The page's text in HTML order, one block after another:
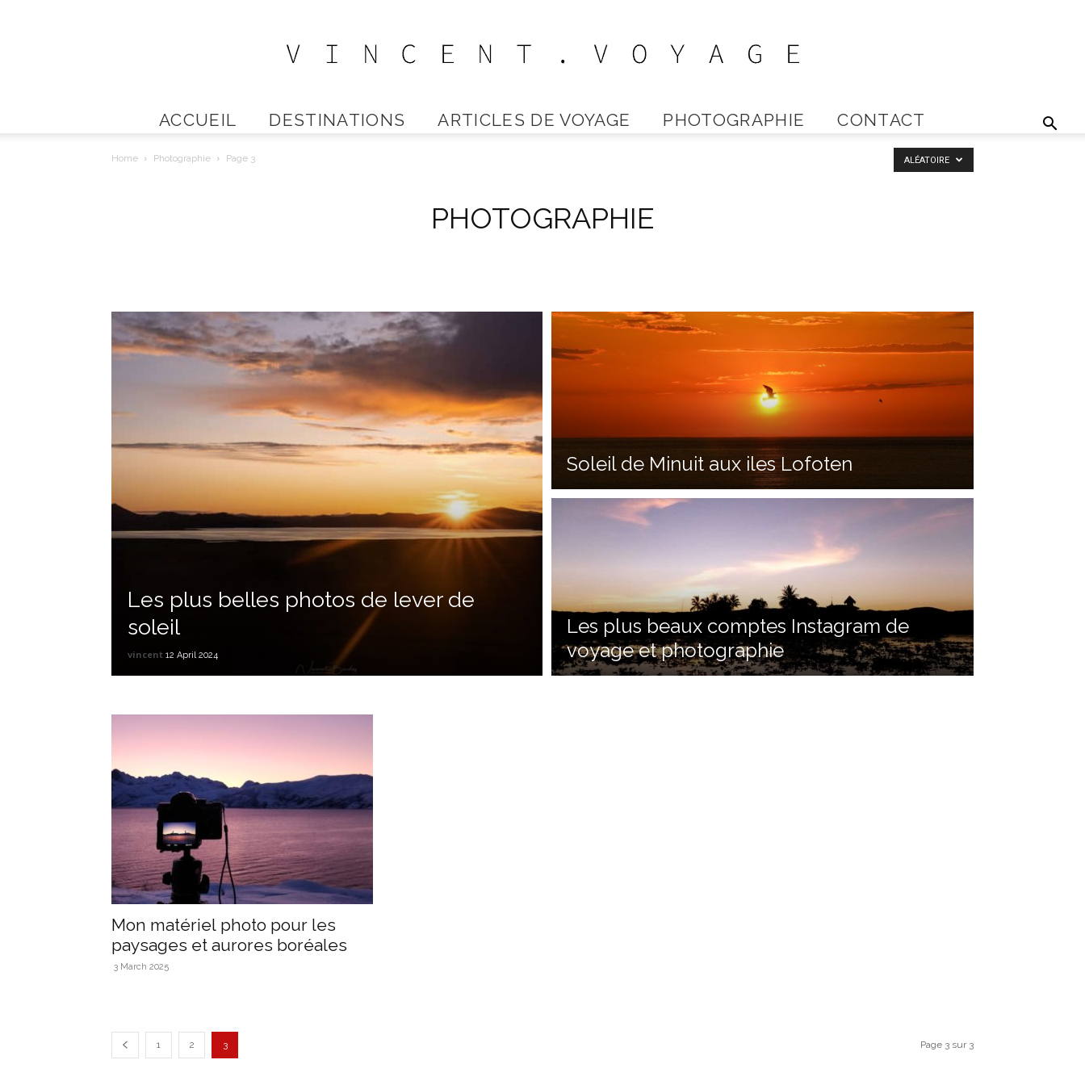
Vincent
Voyage
ACCUEIL DESTINATIONS ARTICLES DE VOYAGE PHOTOGRAPHIE CONTACT
Home Photographie Page 3
PHOTOGRAPHIE
ALÉATOIRE
Les plus belles photos de lever de
soleil
vincent 12 April 2024
Soleil de Minuit aux iles Lofoten
Les plus beaux comptes Instagram de
voyage et photographie
Mon matériel photo pour les
paysages et aurores boréales
3 March 2025
1 2 3 Page 3 sur 3